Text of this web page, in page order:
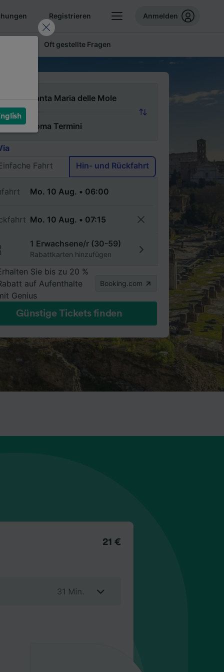
Registrieren Anmelden
Oft gestellte Fragen
Fahrt
Hin- und Rückfahrt
1 Erwachsene/r (30-59)
Rabattkarten hinzufügen
Sie bis zu 20 %
auf Aufenthalte
Genius
Booking.com
Günstige Tickets finden